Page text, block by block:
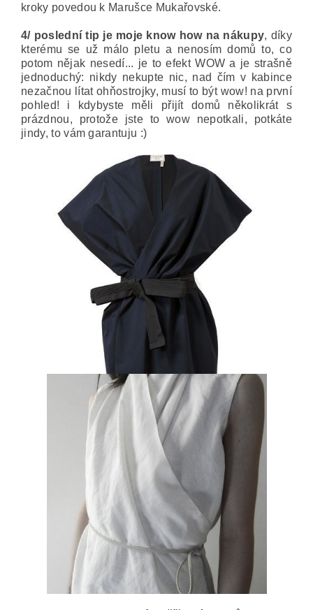
kroky povedou k Marušce Mukařovské.
4/ poslední tip je moje know how na nákupy, díky
kterému se už málo pletu a nenosím domů to, co
potom nějak nesedí... je to efekt WOW a je strašně
jednoduchý: nikdy nekupte nic, nad čím v kabince
nezačnou lítat ohňostrojky, musí to být wow! na první
pohled! i kdybyste měli přijít domů několikrát s
prázdnou, protože jste to wow nepotkali, potkáte
jindy, to vám garantuju :)